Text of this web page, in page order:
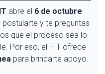
abre el 6 de octubre
postularte y te preguntas
que el proceso sea lo
Por eso, el FIT ofrece
para brindarte apoyo.